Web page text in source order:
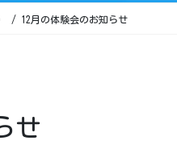
12月の体験会のお知らせ
せ